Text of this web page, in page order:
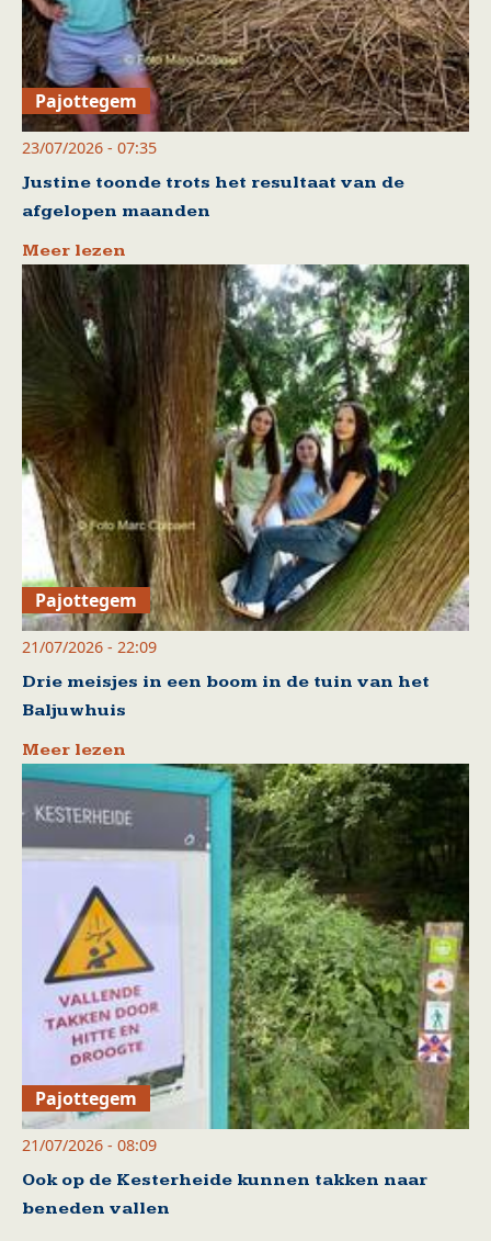
Pajottegem
23/07/2026 - 07:35
Justine toonde trots het resultaat van de
afgelopen maanden
Meer lezen
Pajottegem
21/07/2026 - 22:09
Drie meisjes in een boom in de tuin van het
Baljuwhuis
Meer lezen
Pajottegem
21/07/2026 - 08:09
Ook op de Kesterheide kunnen takken naar
beneden vallen